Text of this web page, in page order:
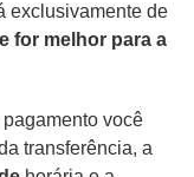
exclusivamente de
for melhor para a
você
transferência, a